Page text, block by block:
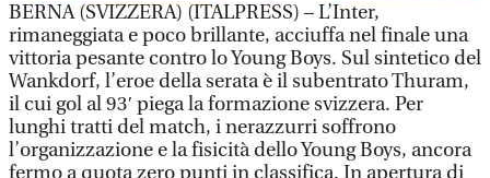
BERNA (SVIZZERA) (ITALPRESS) – L’Inter,
rimaneggiata e poco brillante, acciuffa nel finale una
vittoria pesante contro lo Young Boys. Sul sintetico del
Wankdorf, l’eroe della serata è il subentrato Thuram,
il cui gol al 93′ piega la formazione svizzera. Per
lunghi tratti del match, i nerazzurri soffrono
l’organizzazione e la fisicità dello Young Boys, ancora
fermo a quota zero punti in classifica. In apertura di